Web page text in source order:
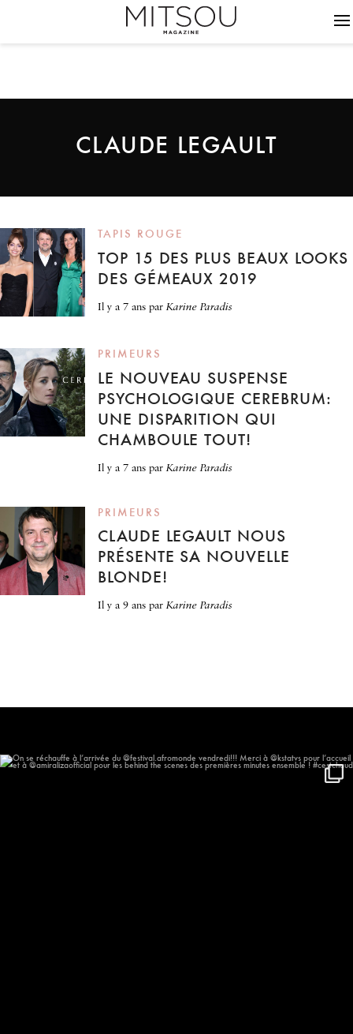
CLAUDE LEGAULT
TAPIS ROUGE
TOP 15 DES PLUS BEAUX LOOKS
DES GÉMEAUX 2019
il y a 7 ans par Karine Paradis
PRIMEURS
LE NOUVEAU SUSPENSE
PSYCHOLOGIQUE CEREBRUM:
UNE DISPARITION QUI
CHAMBOULE TOUT!
il y a 7 ans par Karine Paradis
PRIMEURS
CLAUDE LEGAULT NOUS
PRÉSENTE SA NOUVELLE
BLONDE!
il y a 9 ans par Karine Paradis